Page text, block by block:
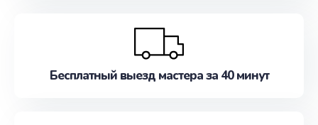
Бесплатный выезд мастера за 40 минут